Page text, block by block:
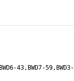
43,BWD7-